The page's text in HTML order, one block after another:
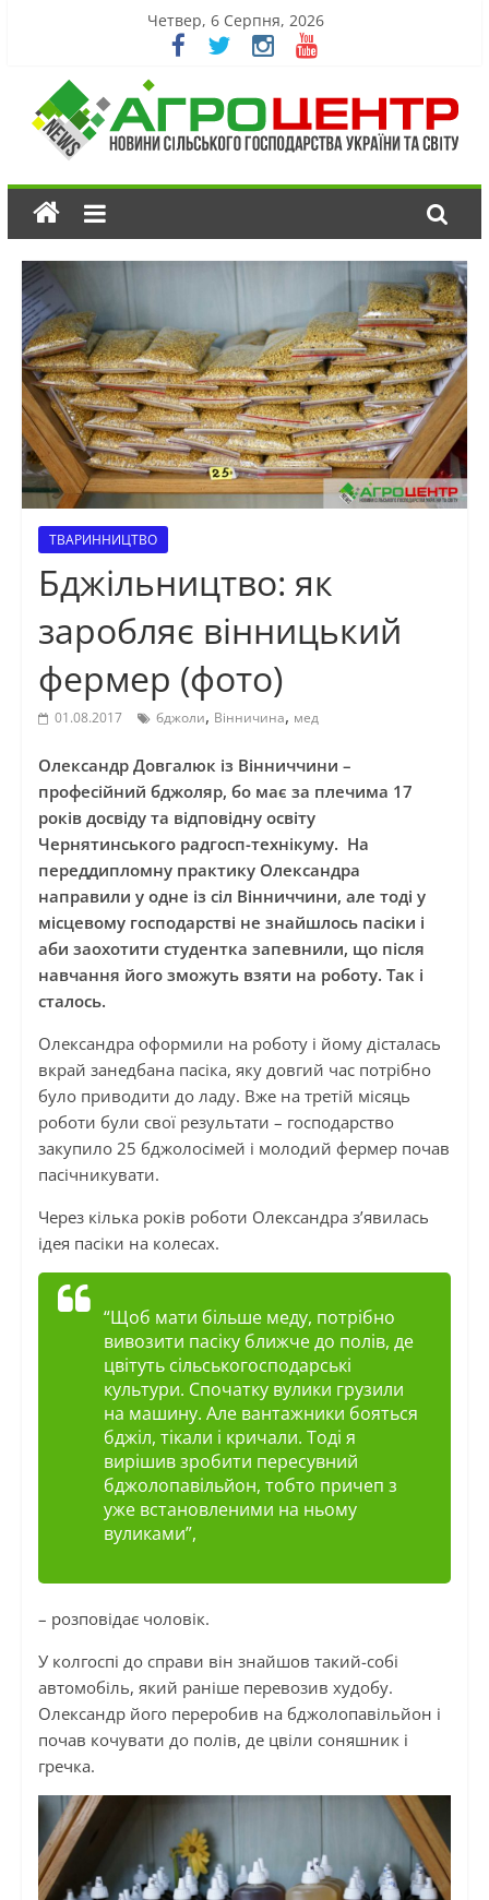
Четвер, 6 Серпня, 2026
ТВАРИННИЦТВО
Бджільництво: як
заробляє вінницький
фермер (фото)
01.08.2017 бджоли, Вінничина, мед
Олександр Довгалюк із Вінниччини –
професійний бджоляр, бо має за плечима 17
років досвіду та відповідну освіту
Чернятинського радгосп-технікуму. На
переддипломну практику Олександра
направили у одне із сіл Вінниччини, але тоді у
місцевому господарстві не знайшлось пасіки і
аби заохотити студентка запевнили, що після
навчання його зможуть взяти на роботу. Так і
сталось.
Олександра оформили на роботу і йому дісталась
вкрай занедбана пасіка, яку довгий час потрібно
було приводити до ладу. Вже на третій місяць
роботи були свої результати – господарство
закупило 25 бджолосімей і молодий фермер почав
пасічникувати.
Через кілька років роботи Олександра з’явилась
ідея пасіки на колесах.
“Щоб мати більше меду, потрібно
вивозити пасіку ближче до полів, де
цвітуть сільськогосподарські
культури. Спочатку вулики грузили
на машину. Але вантажники бояться
бджіл, тікали і кричали. Тоді я
вирішив зробити пересувний
бджолопавільйон, тобто причеп з
уже встановленими на ньому
вуликами”,
– розповідає чоловік.
У колгоспі до справи він знайшов такий-собі
автомобіль, який раніше перевозив худобу.
Олександр його переробив на бджолопавільйон і
почав кочувати до полів, де цвіли соняшник і
гречка.